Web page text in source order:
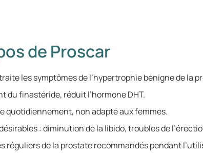
de Proscar
les symptômes de l’hypertrophie bénigne de la
du finastéride, réduit l’hormone DHT.
quotidiennement, non adapté aux femmes.
: diminution de la libido, troubles de
réguliers de la prostate recommandés pendant